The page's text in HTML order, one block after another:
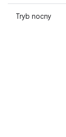
Tryb nocny